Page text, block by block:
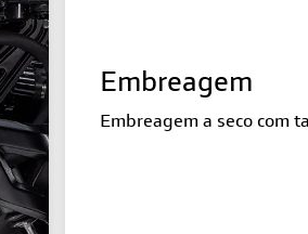
Embreagem
Embreagem a seco com